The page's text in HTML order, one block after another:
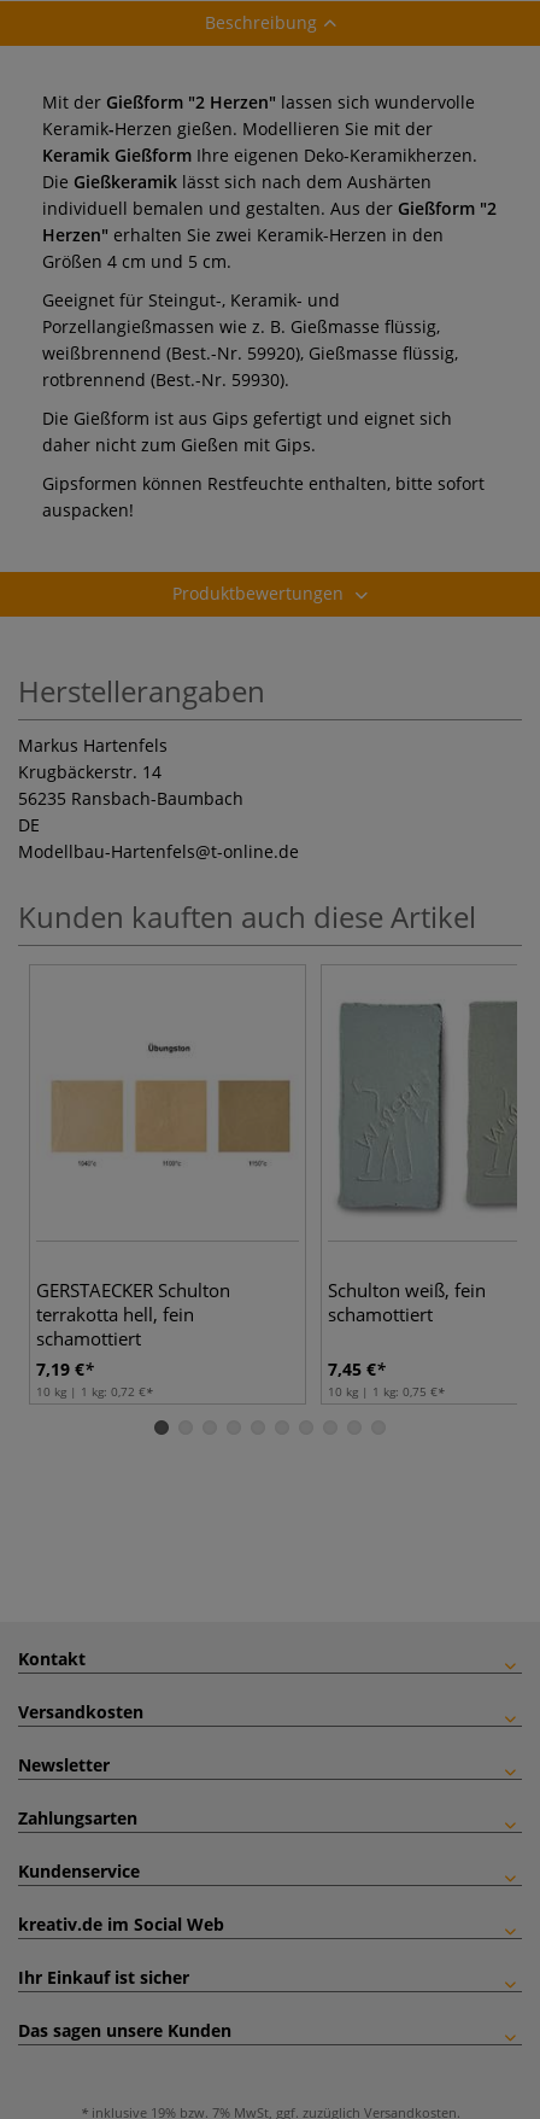
Beschreibung
Mit der Gießform "2 Herzen" lassen sich wundervolle
Keramik-Herzen gießen. Modellieren Sie mit der
Keramik Gießform Ihre eigenen Deko-Keramikherzen.
Die Gießkeramik lässt sich nach dem Aushärten
individuell bemalen und gestalten. Aus der Gießform "2
Herzen" erhalten Sie zwei Keramik-Herzen in den
Größen 4 cm und 5 cm.
Geeignet für Steingut-, Keramik- und
Porzellangießmassen wie z. B. Gießmasse flüssig,
weißbrennend (Best.-Nr. 59920), Gießmasse flüssig,
rotbrennend (Best.-Nr. 59930).
Die Gießform ist aus Gips gefertigt und eignet sich
daher nicht zum Gießen mit Gips.
Gipsformen können Restfeuchte enthalten, bitte sofort
auspacken!
Produktbewertungen
Herstellerangaben
Markus Hartenfels
Krugbäckerstr. 14
56235 Ransbach-Baumbach
DE
Modellbau-Hartenfels@t-online.de
Kunden kauften auch diese Artikel
GERSTAECKER Schulton
terrakotta hell, fein
schamottiert
7,19 €
10 kg | 1 kg: 0,72 €
Schulton weiß, fein
schamottiert
7,45 €
10 kg | 1 kg: 0,75 €
Kontakt
Versandkosten
Newsletter
Zahlungsarten
Kundenservice
kreativ.de im Social Web
Ihr Einkauf ist sicher
Das sagen unsere Kunden
inklusive 19% bzw. 7% MwSt, ggf. zuzüglich Versandkosten.